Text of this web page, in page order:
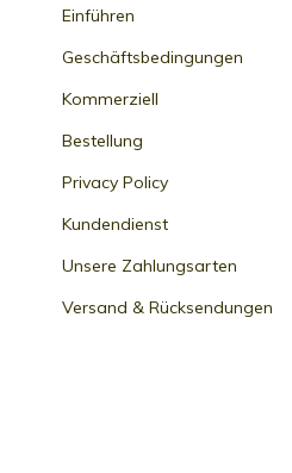
Einführen
Geschäftsbedingungen
Kommerziell
Bestellung
Privacy Policy
Kundendienst
Unsere Zahlungsarten
Versand & Rücksendungen